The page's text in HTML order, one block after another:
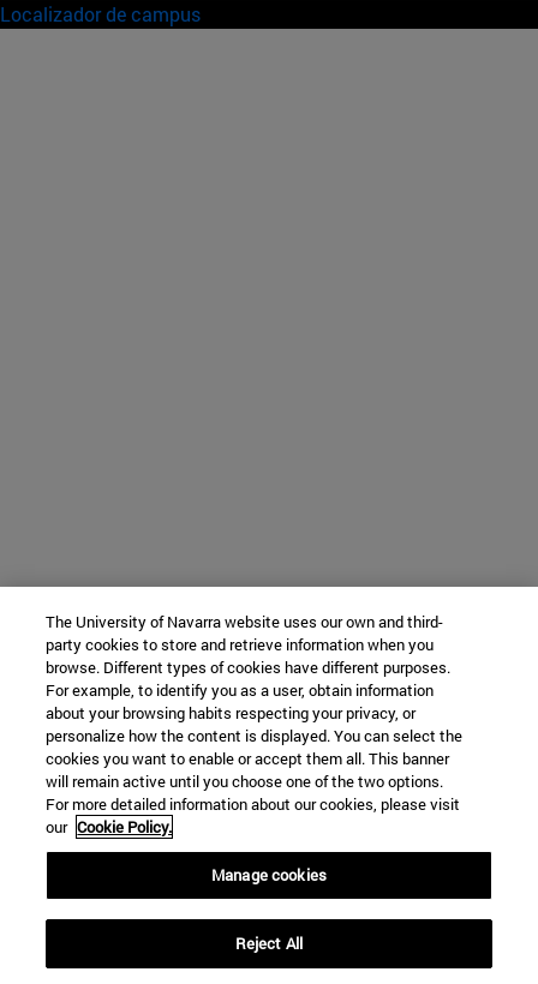
Localizador de campus
The University of Navarra website uses our own and third-
party cookies to store and retrieve information when you
browse. Different types of cookies have different purposes.
For example, to identify you as a user, obtain information
about your browsing habits respecting your privacy, or
personalize how the content is displayed. You can select the
cookies you want to enable or accept them all. This banner
will remain active until you choose one of the two options.
For more detailed information about our cookies, please visit
our Cookie Policy.
Manage cookies
Reject All